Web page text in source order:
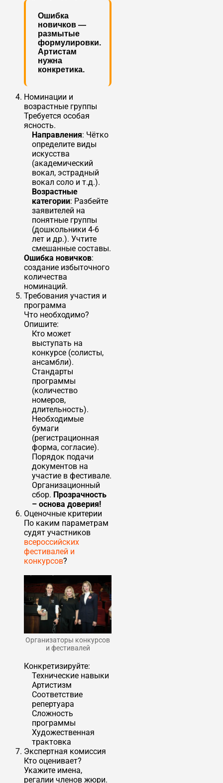
Ошибка
новичков —
размытые
формулировки.
Артистам
нужна
конкретика.
Номинации и
возрастные группы
Требуется особая
ясность.
Направления: Чётко
определите виды
искусства
(академический
вокал, эстрадный
вокал соло и т.д.).
Возрастные
категории: Разбейте
заявителей на
понятные группы
(дошкольники 4-6
лет и др.). Учтите
смешанные составы.
Ошибка новичков:
создание избыточного
количества
номинаций.
Требования участия и
программа
Что необходимо?
Опишите:
Кто может
выступать на
конкурсе (солисты,
ансамбли).
Стандарты
программы
(количество
номеров,
длительность).
Необходимые
бумаги
(регистрационная
форма, согласие).
Порядок подачи
документов на
участие в фестивале.
Организационный
сбор. Прозрачность
– основа доверия!
Оценочные критерии
По каким параметрам
судят участников
всероссийских
фестивалей и
конкурсов?
Организаторы конкурсов
и фестивалей
Конкретизируйте:
Технические навыки
Артистизм
Соответствие
репертуара
Сложность
программы
Художественная
трактовка
Экспертная комиссия
Кто оценивает?
Укажите имена,
регалии членов жюри.